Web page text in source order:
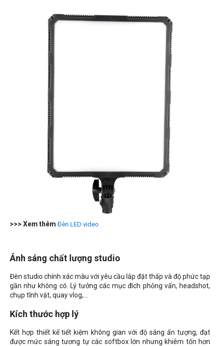
>>> Xem thêm Đèn LED video
Ánh sáng chất lượng studio
Đèn studio chính xác màu với yêu cầu lắp đặt thấp và độ phức tạp
gần như không có. Lý tưởng các mục đích phỏng vấn, headshot,
chụp tĩnh vật, quay vlog,...
Kích thước hợp lý
Kết hợp thiết kế tiết kiệm không gian với độ sáng ấn tượng, đạt
được mức sáng tương tự các softbox lớn nhưng khiêm tốn hơn